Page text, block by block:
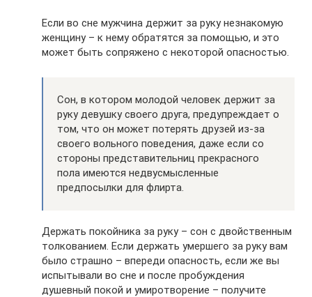
Если во сне мужчина держит за руку незнакомую
женщину – к нему обратятся за помощью, и это
может быть сопряжено с некоторой опасностью.
Сон, в котором молодой человек держит за
руку девушку своего друга, предупреждает о
том, что он может потерять друзей из-за
своего вольного поведения, даже если со
стороны представительниц прекрасного
пола имеются недвусмысленные
предпосылки для флирта.
Держать покойника за руку – сон с двойственным
толкованием. Если держать умершего за руку вам
было страшно – впереди опасность, если же вы
испытывали во сне и после пробуждения
душевный покой и умиротворение – получите